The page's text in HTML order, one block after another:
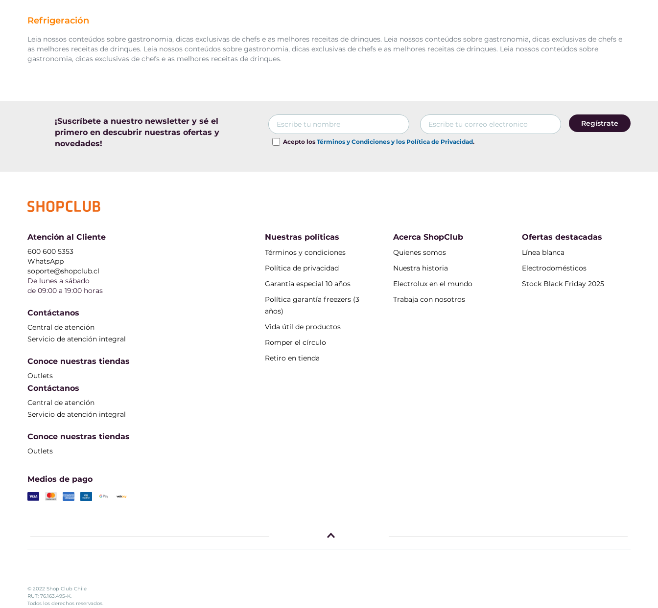
Refrigeración
Leia nossos conteúdos sobre gastronomia, dicas exclusivas de chefs e as melhores receitas de drinques. Leia nossos conteúdos sobre gastronomia, dicas exclusivas de chefs e
as melhores receitas de drinques. Leia nossos conteúdos sobre gastronomia, dicas exclusivas de chefs e as melhores receitas de drinques. Leia nossos conteúdos sobre
gastronomia, dicas exclusivas de chefs e as melhores receitas de drinques.
¡Suscríbete a nuestro newsletter y sé el
primero en descubrir nuestras ofertas y
novedades!
Acepto los Términos y Condiciones y los Política de Privacidad.
Regístrate
Atención al Cliente
600 600 5353
WhatsApp
soporte@shopclub.cl
De lunes a sábado
de 09:00 a 19:00 horas
Contáctanos
Central de atención
Servicio de atención integral
Conoce nuestras tiendas
Outlets
Contáctanos
Central de atención
Servicio de atención integral
Conoce nuestras tiendas
Outlets
Medios de pago
Nuestras políticas
Términos y condiciones
Política de privacidad
Garantía especial 10 años
Política garantía freezers (3
años)
Vida útil de productos
Romper el círculo
Retiro en tienda
Acerca ShopClub
Quienes somos
Nuestra historia
Electrolux en el mundo
Trabaja con nosotros
Ofertas destacadas
Línea blanca
Electrodomésticos
Stock Black Friday 2025
© 2022 Shop Club Chile
RUT: 76.163.495-K.
Todos los derechos reservados.